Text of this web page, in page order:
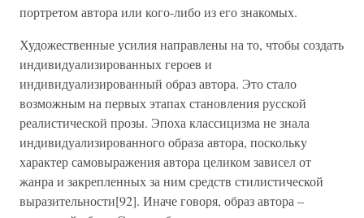
портретом автора или кого-либо из его знакомых.
Художественные усилия направлены на то, чтобы создать
индивидуализированных героев и
индивидуализированный образ автора. Это стало
возможным на первых этапах становления русской
реалистической прозы. Эпоха классицизма не знала
индивидуализированного образа автора, поскольку
характер самовыражения автора целиком зависел от
жанра и закрепленных за ним средств стилистической
выразительности[92]. Иначе говоря, образ автора –